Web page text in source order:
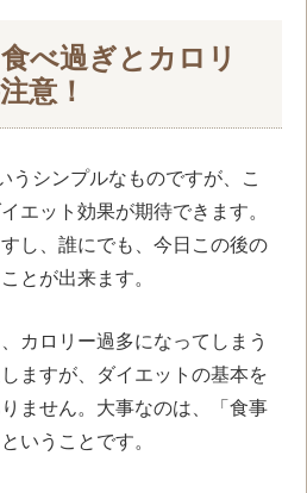
べ過ぎとカロリ
意！
うシンプルなものですが、こ
エット効果が期待できます。
し、誰にでも、今日この後の
とが出来ます。
カロリー過多になってしまう
ますが、ダイエットの基本を
ません。大事なのは、「食事
いうことです。